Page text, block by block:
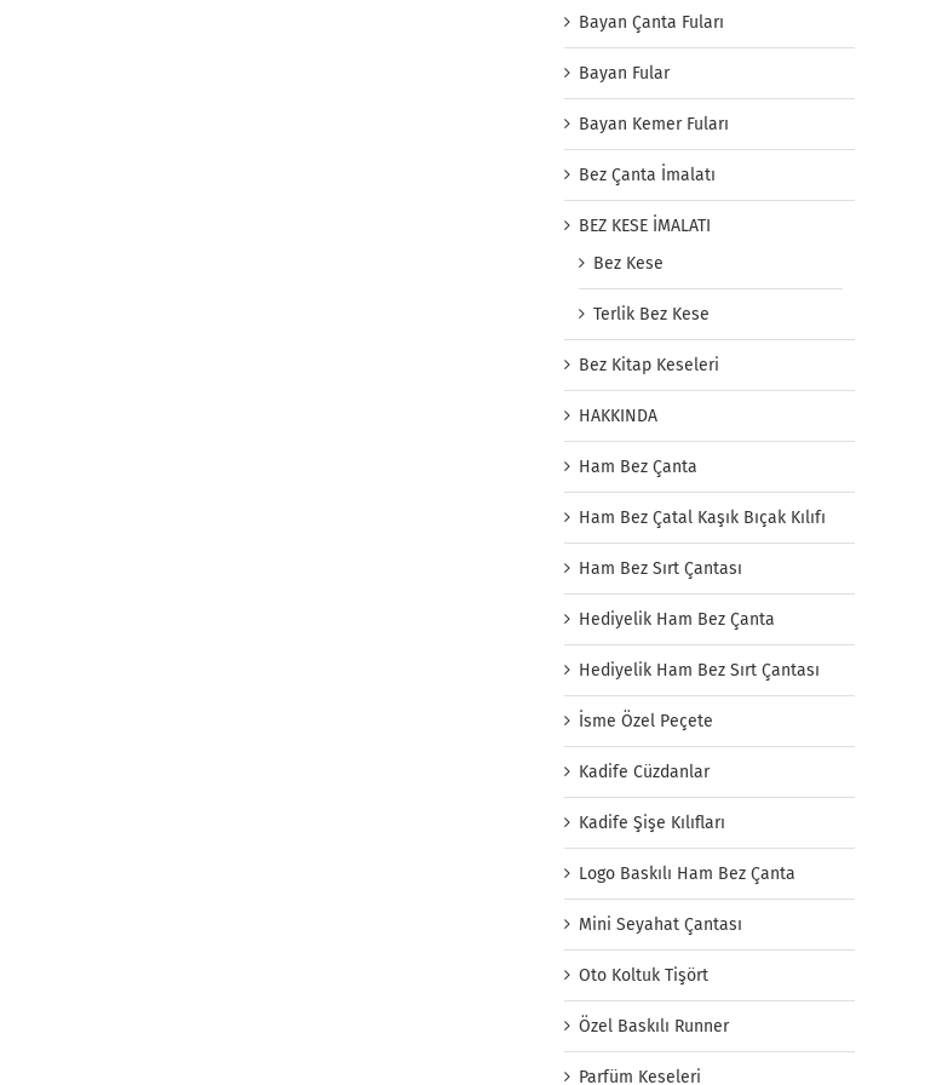
Bayan Çanta Fuları
Bayan Fular
Bayan Kemer Fuları
Bez Çanta İmalatı
BEZ KESE İMALATI
Bez Kese
Terlik Bez Kese
Bez Kitap Keseleri
HAKKINDA
Ham Bez Çanta
Ham Bez Çatal Kaşık Bıçak Kılıfı
Ham Bez Sırt Çantası
Hediyelik Ham Bez Çanta
Hediyelik Ham Bez Sırt Çantası
İsme Özel Peçete
Kadife Cüzdanlar
Kadife Şişe Kılıfları
Logo Baskılı Ham Bez Çanta
Mini Seyahat Çantası
Oto Koltuk Tişört
Özel Baskılı Runner
Parfüm Keseleri